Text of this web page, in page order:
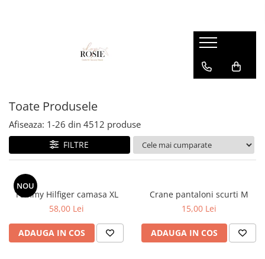
Femei
Genti
Blugi
Bluze/Topuri
Cardigane
Colanti
Fuste
Copii
Bluze
Camasi
Geci
Hanorace
Pantaloni
Pantaloni scurti
Pulovere
Bluze
body
Camasi
Geci
Hanorace
Incaltaminte
Pantaloni scurti
Toate Produsele
Afiseaza: 1-26 din 4512 produse
FILTRE
NOU
Tommy Hilfiger camasa XL
58,00 Lei
ADAUGA IN COS
Crane pantaloni scurti M
15,00 Lei
ADAUGA IN COS